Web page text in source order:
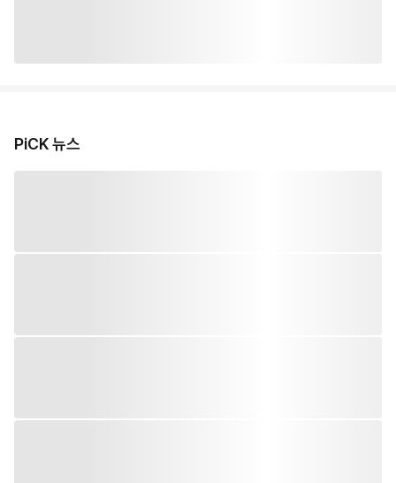
PiCK 뉴스